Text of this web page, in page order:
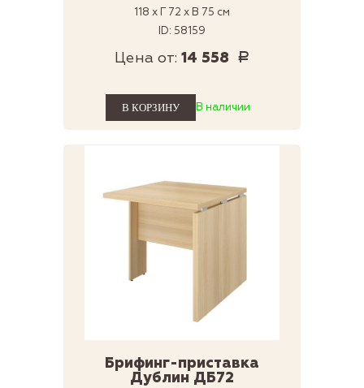
118 x Г 72 x В 75 см
ID: 58159
Цена от: 14 558 Р
В наличии
Брифинг-приставка
Дублин ДБ72